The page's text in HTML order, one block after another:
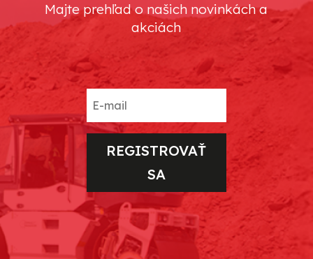
Majte prehľad o našich novinkách a
akciách
REGISTROVAŤ
SA